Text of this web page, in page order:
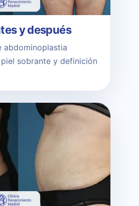
y después
abdominoplastia
sobrante y definición